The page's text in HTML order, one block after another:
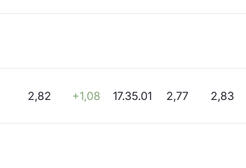
2,82 +1,08 17.35.01 2,77 2,83